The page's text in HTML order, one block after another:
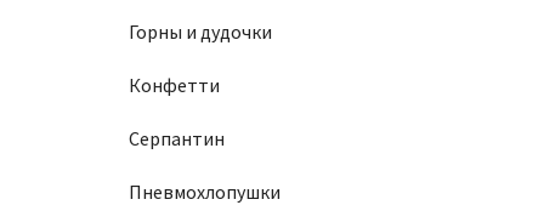
Горны и дудочки
Конфетти
Серпантин
Пневмохлопушки